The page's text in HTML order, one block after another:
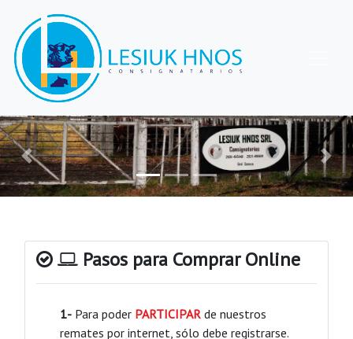
Anterior
Pasos para Comprar Online
1-Para poder PARTICIPARde nuestros
remates por internet, sólo debe registrarse.